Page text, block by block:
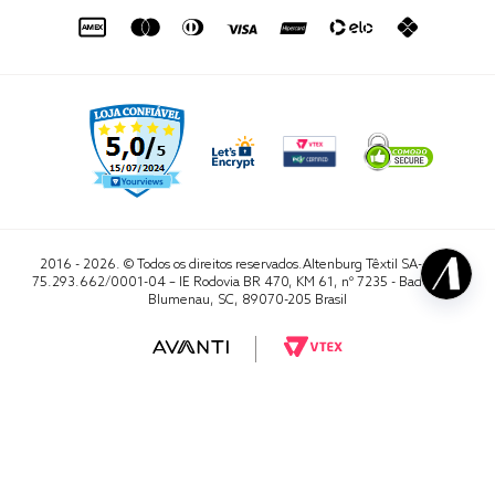
sac@altenburg.com.br
2016 - 2026. © Todos os direitos reservados.Altenburg Têxtil SA- CNPJ
75.293.662/0001-04 – IE Rodovia BR 470, KM 61, nº 7235 - Badenfurt,
Blumenau, SC, 89070-205 Brasil